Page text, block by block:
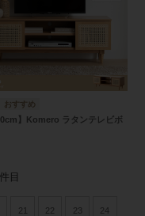
】Komero ラタンテレビボ
目
21 22 23 24